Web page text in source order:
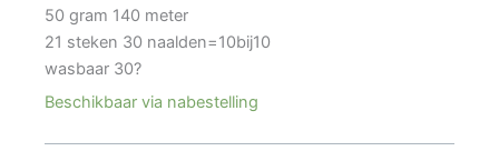
50 gram 140 meter
21 steken 30 naalden=10bij10
wasbaar 30?
Beschikbaar via nabestelling